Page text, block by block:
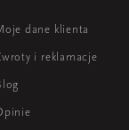
dane klienta
i reklamacje